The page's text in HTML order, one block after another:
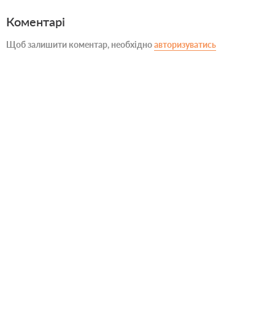
Коментарі
Щоб залишити коментар, необхідноавторизуватись